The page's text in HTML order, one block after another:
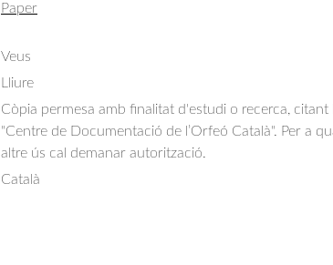
Paper
Veus
Lliure
Còpia permesa amb finalitat d'estudi o recerca, citant
"Centre de Documentació de l’Orfeó Català". Per a
altre ús cal demanar autorització.
Català